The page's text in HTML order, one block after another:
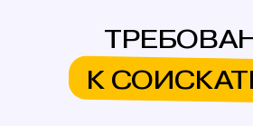
со специалистами важно грамотно и
объяснять причину вызова. При
спорных ситуаций стрессоустойчивость
станет дополнительным преимуществом.